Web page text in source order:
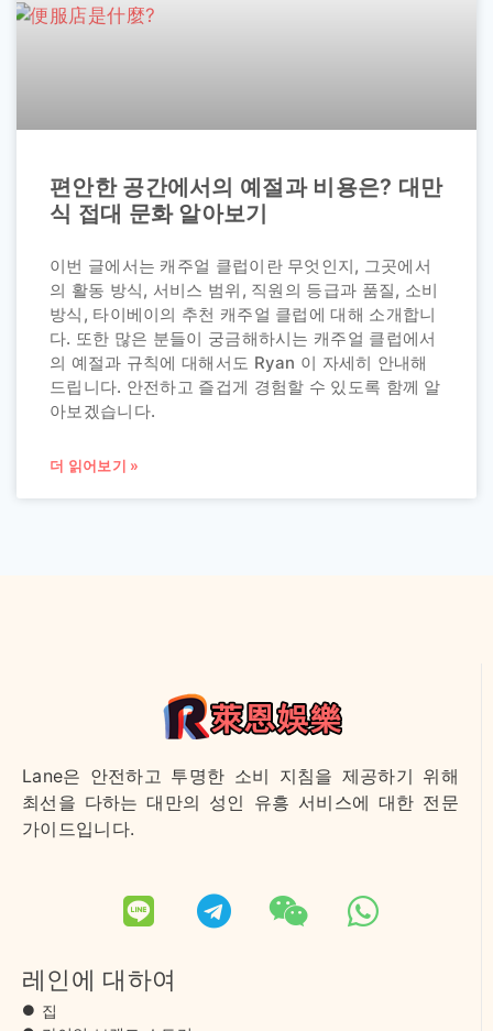
편안한 공간에서의 예절과 비용은? 대만
식 접대 문화 알아보기
이번 글에서는 캐주얼 클럽이란 무엇인지, 그곳에서
의 활동 방식, 서비스 범위, 직원의 등급과 품질, 소비
방식, 타이베이의 추천 캐주얼 클럽에 대해 소개합니
다. 또한 많은 분들이 궁금해하시는 캐주얼 클럽에서
의 예절과 규칙에 대해서도 Ryan 이 자세히 안내해
드립니다. 안전하고 즐겁게 경험할 수 있도록 함께 알
아보겠습니다.
더 읽어보기 »
Lane은 안전하고 투명한 소비 지침을 제공하기 위해
최선을 다하는 대만의 성인 유흥 서비스에 대한 전문
가이드입니다.
레인에 대하여
집